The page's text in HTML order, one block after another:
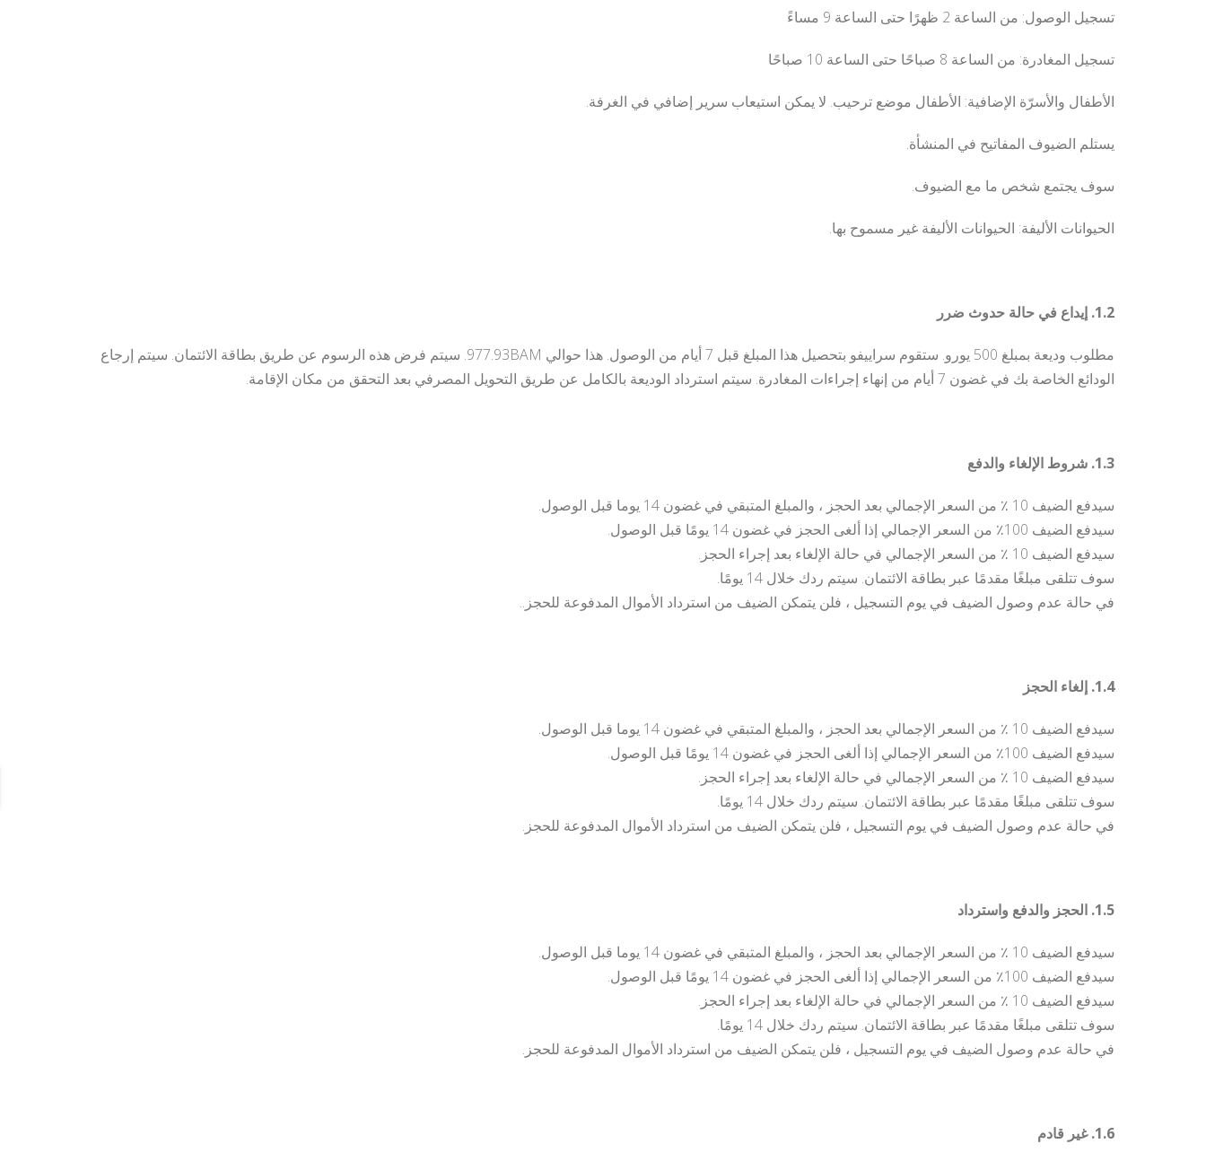
تسجيل الوصول: من الساعة 2 ظهرًا حتى الساعة 9 مساءً
تسجيل المغادرة: من الساعة 8 صباحًا حتى الساعة 10 صباحًا
الأطفال والأسرّة الإضافية: الأطفال موضع ترحيب. لا يمكن استيعاب سرير إضافي في الغرفة.
يستلم الضيوف المفاتيح في المنشأة.
سوف يجتمع شخص ما مع الضيوف.
الحيوانات الأليفة: الحيوانات الأليفة غير مسموح بها.
1.2. إيداع في حالة حدوث ضرر
مطلوب وديعة بمبلغ 500 يورو. ستقوم سراييفو بتحصيل هذا المبلغ قبل 7 أيام من الوصول. هذا حوالي 977.93BAM. سيتم فرض هذه الرسوم عن طريق بطاقة الائتمان. سيتم إرجاع
الودائع الخاصة بك في غضون 7 أيام من إنهاء إجراءات المغادرة. سيتم استرداد الوديعة بالكامل عن طريق التحويل المصرفي بعد التحقق من مكان الإقامة.
1.3. شروط الإلغاء والدفع
سيدفع الضيف 10 ٪ من السعر الإجمالي بعد الحجز ، والمبلغ المتبقي في غضون 14 يوما قبل الوصول.
سيدفع الضيف 100٪ من السعر الإجمالي إذا ألغى الحجز في غضون 14 يومًا قبل الوصول.
سيدفع الضيف 10 ٪ من السعر الإجمالي في حالة الإلغاء بعد إجراء الحجز.
سوف تتلقى مبلغًا مقدمًا عبر بطاقة الائتمان. سيتم ردك خلال 14 يومًا.
في حالة عدم وصول الضيف في يوم التسجيل ، فلن يتمكن الضيف من استرداد الأموال المدفوعة للحجز..
1.4. إلغاء الحجز
سيدفع الضيف 10 ٪ من السعر الإجمالي بعد الحجز ، والمبلغ المتبقي في غضون 14 يوما قبل الوصول.
سيدفع الضيف 100٪ من السعر الإجمالي إذا ألغى الحجز في غضون 14 يومًا قبل الوصول.
سيدفع الضيف 10 ٪ من السعر الإجمالي في حالة الإلغاء بعد إجراء الحجز.
سوف تتلقى مبلغًا مقدمًا عبر بطاقة الائتمان. سيتم ردك خلال 14 يومًا.
في حالة عدم وصول الضيف في يوم التسجيل ، فلن يتمكن الضيف من استرداد الأموال المدفوعة للحجز.
1.5. الحجز والدفع واسترداد
سيدفع الضيف 10 ٪ من السعر الإجمالي بعد الحجز ، والمبلغ المتبقي في غضون 14 يوما قبل الوصول.
سيدفع الضيف 100٪ من السعر الإجمالي إذا ألغى الحجز في غضون 14 يومًا قبل الوصول.
سيدفع الضيف 10 ٪ من السعر الإجمالي في حالة الإلغاء بعد إجراء الحجز.
سوف تتلقى مبلغًا مقدمًا عبر بطاقة الائتمان. سيتم ردك خلال 14 يومًا.
في حالة عدم وصول الضيف في يوم التسجيل ، فلن يتمكن الضيف من استرداد الأموال المدفوعة للحجز.
1.6. غير قادم